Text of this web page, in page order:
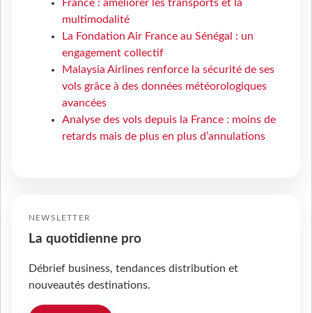
France : améliorer les transports et la
multimodalité
La Fondation Air France au Sénégal : un
engagement collectif
Malaysia Airlines renforce la sécurité de ses
vols grâce à des données météorologiques
avancées
Analyse des vols depuis la France : moins de
retards mais de plus en plus d’annulations
NEWSLETTER
La quotidienne pro
Débrief business, tendances distribution et
nouveautés destinations.